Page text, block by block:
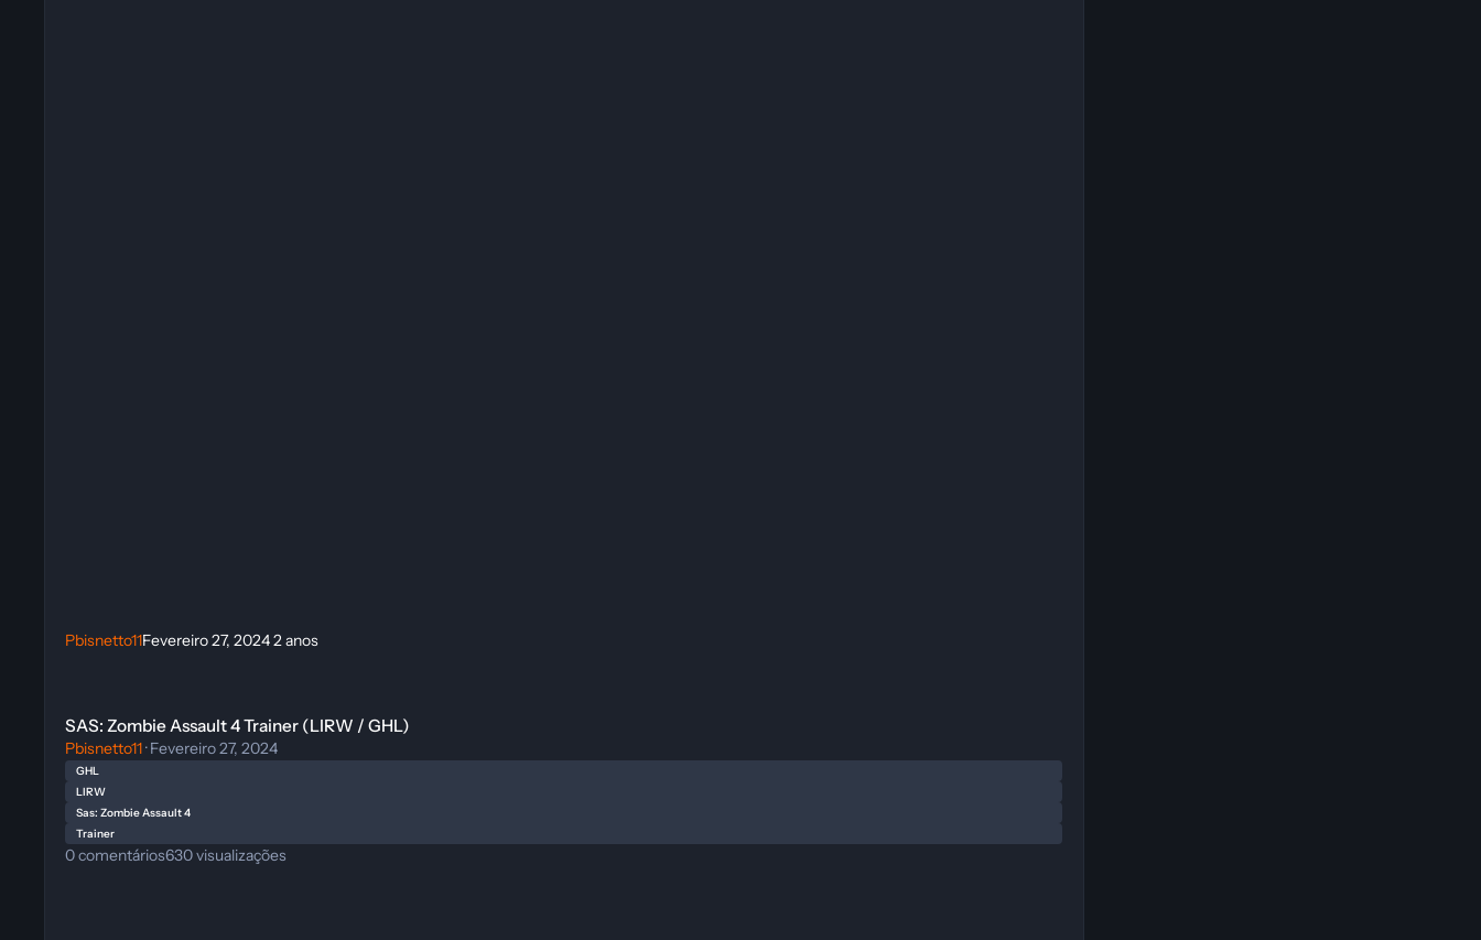
Pbisnetto11Fevereiro 27, 20242 anos
SAS: Zombie Assault 4 Trainer (LIRW / GHL)
Pbisnetto11·Fevereiro 27, 2024
GHL
LIRW
Sas: Zombie Assault 4
Trainer
0comentários630visualizações